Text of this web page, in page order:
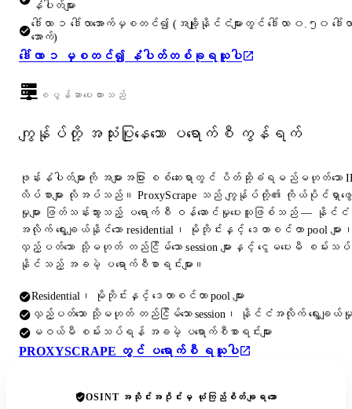
နံပါတ်များ
ဒေါ်လာ ၁ ဒေါ်လာအောက်မှစတင်၍ (အချို့နိုင်ငံများတွင် ဒေါ်လာ ၀.၅၀ ဒေါ်လ
အောက်)
ဒေါ်လာ ၁ မှစတင်၍ နံပါတ်တစ်ခုရယူပါ
စပွန်ဆာပေးထားသည်
ကျွန်ုပ်တို့ အသုံးပြုနေသော ပရောက်စီ ကွန်ရက်
ဖုန်းနံပါတ်များကို အများအပြား စစ်ဆေးရာတွင် ပိတ်ဆို့ခံရမည်မဟုတ်သော
လိပ်စာများ လိုအပ်သည်။ ProxyScrape သည် ကျွန်ုပ်တို့၏ ကိုယ်ပိုင်ရှာဖွေ
မှုများ ဖြတ်သန်းသွားသည့် ပရောက်စီ ဝန်ဆောင်မှုပေးသူဖြစ်သည် — နိုင်ငံ
အလိုက် ရွေးချယ်နိုင်သော residential၊ မိုဘိုင်းနှင့် ဒေတာစင်တာ pool များ
လှည့်ပတ်သော သို့မဟုတ် တည်ငြိမ်သော session များနှင့် ငွေမပေးမီ စမ်းသပ်
နိုင်သည့် အခမဲ့ ပရောက်စီစာရင်းများ။
Residential၊ မိုဘိုင်းနှင့် ဒေတာစင်တာ pool များ
လှည့်ပတ်သော သို့မဟုတ် တည်ငြိမ်သော session၊ နိုင်ငံအလိုက် ရွေးချယ်မှု
မဝယ်မီ စမ်းသပ်ရန် အခမဲ့ ပရောက်စီစာရင်းများ
PROXYSCRAPE တွင် ပရောက်စီ ရယူပါ
OSINT အသိုင်းအဝိုင်းမှ ယုံကြည်စိတ်ချရသော